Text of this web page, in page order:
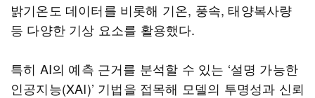
밝기온도 데이터를 비롯해 기온, 풍속, 태양복사량
등 다양한 기상 요소를 활용했다.
특히 AI의 예측 근거를 분석할 수 있는 ‘설명 가능한
인공지능(XAI)’ 기법을 접목해 모델의 투명성과 신뢰